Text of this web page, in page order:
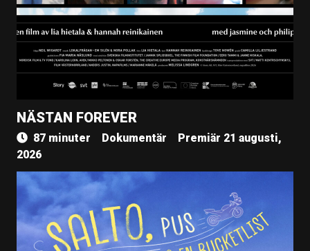
NÄSTAN FOREVER
87 minuter Dokumentär
Premiär 21 augusti,
2026